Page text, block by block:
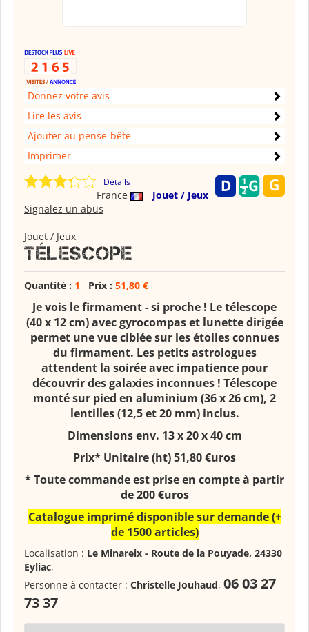
Donnez votre avis
Lire les avis
Ajouter au pense-bête
Imprimer
Détails
France
Jouet / Jeux
Signalez un abus
Jouet / Jeux
Télescope
Quantité : 1 Prix : 51,80 €
Je vois le firmament - si proche ! Le télescope
(40 x 12 cm) avec gyrocompas et lunette dirigée
permet une vue ciblée sur les étoiles connues
du firmament. Les petits astrologues
attendent la soirée avec impatience pour
découvrir des galaxies inconnues ! Télescope
monté sur pied en aluminium (36 x 26 cm), 2
lentilles (12,5 et 20 mm) inclus.
Dimensions env. 13 x 20 x 40cm
Prix* Unitaire (ht) 51,80 €uros
* Toute commande est prise en compte à partir
de 200 €uros
Catalogue imprimé disponible sur demande (+
de 1500 articles)
Localisation : Le Minareix - Route de la Pouyade, 24330
Eyliac,
Personne à contacter : Christelle Jouhaud, 06 03 27
73 37